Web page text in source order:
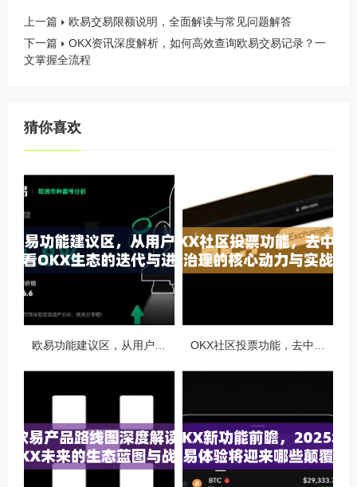
上一篇
欧易交易限额说明，全面解读与常见问题解答
下一篇
OKX资讯深度解析，如何高效查询欧易交易记录？一
文掌握全流程
猜你喜欢